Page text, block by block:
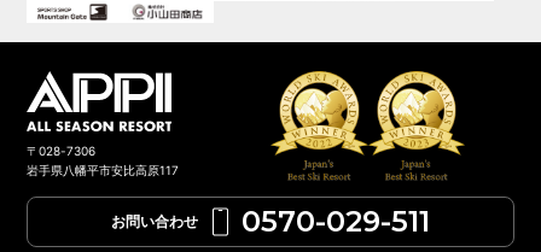
〒028-7306
岩手県八幡平市安比高原117
お問い合わせ 0570-029-511